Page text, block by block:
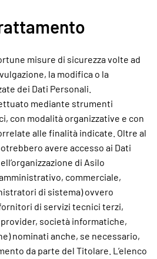
misure di sicurezza volte ad
la modifica o la
dei Dati Personali.
mediante strumenti
con modalità organizzative e con
alle finalità indicate. Oltre al
avere accesso ai Dati
di Asilo
commerciale,
di sistema) ovvero
di servizi tecnici terzi,
società informatiche,
nominati anche, se necessario,
da parte del Titolare. L’elenco